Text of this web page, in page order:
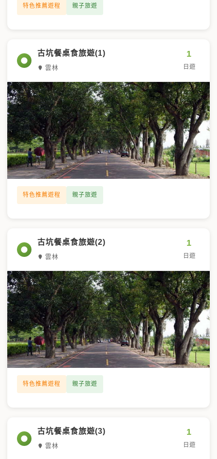
特色推薦遊程 親子旅遊
古坑餐桌食旅遊(1)
雲林
1
日遊
特色推薦遊程 親子旅遊
古坑餐桌食旅遊(2)
雲林
1
日遊
特色推薦遊程 親子旅遊
古坑餐桌食旅遊(3)
雲林
1
日遊